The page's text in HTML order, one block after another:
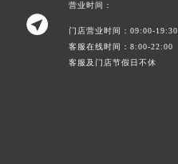

营业时间：
门店营业时间：09:00-19:30
客服在线时间：8:00-22:00
客服及门店节假日不休